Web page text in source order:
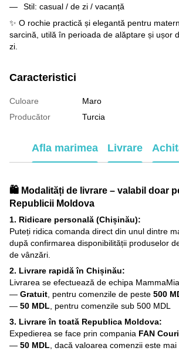
Stil: casual / de zi / vacanță
✨ O rochie practică și elegantă pentru
sarcină, utilă în perioada de alăptare și ușor
zi.
Caracteristici
Culoare
Maro
Producător
Turcia
Afla marimea Livrare
🛍️ Modalități de livrare – valabil doar
Republicii Moldova
1. Ridicare personală (Chișinău):
Puteți ridica comanda direct din unul dintre
după confirmarea disponibilității produselor
de vânzări.
2. Livrare rapidă în Chișinău:
Livrarea se efectuează de echipa
— Gratuit , pentru comenzile de peste 500
— 50 MDL , pentru comenzile sub 500 MDL
3. Livrare în toată Republica Moldova:
Expedierea se face prin compania FAN
— 50 MDL , dacă valoarea comenzii este